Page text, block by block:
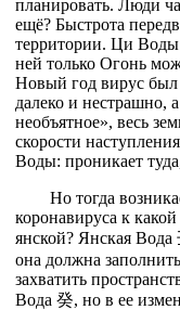
планировать. Люди
ещё? Быстрота
территории. Ци
ней только Огонь
Новый год вирус был
далеко и нестрашно,
необъятное», весь
скорости
Воды: проникает
Но тогда
коронавируса к
янской? Янская
она должна
захватить
Вода 癸, но в ее